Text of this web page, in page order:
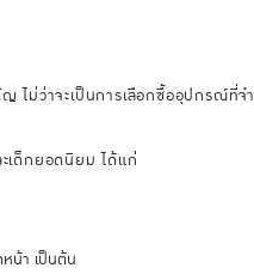
ไม่ว่าจะเป็นการเลือกซื้ออุปกรณ์ที่จ
เด็กยอดนิยม ได้แก่
น้า เป็นต้น